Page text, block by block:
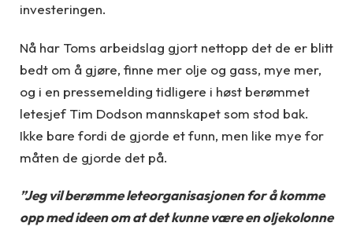
investeringen.
Nå har Toms arbeidslag gjort nettopp det de er blitt
bedt om å gjøre, finne mer olje og gass, mye mer,
og i en pressemelding tidligere i høst berømmet
letesjef Tim Dodson mannskapet som stod bak.
Ikke bare fordi de gjorde et funn, men like mye for
måten de gjorde det på.
”Jeg vil berømme leteorganisasjonen for å komme
opp med ideen om at det kunne være en oljekolonne